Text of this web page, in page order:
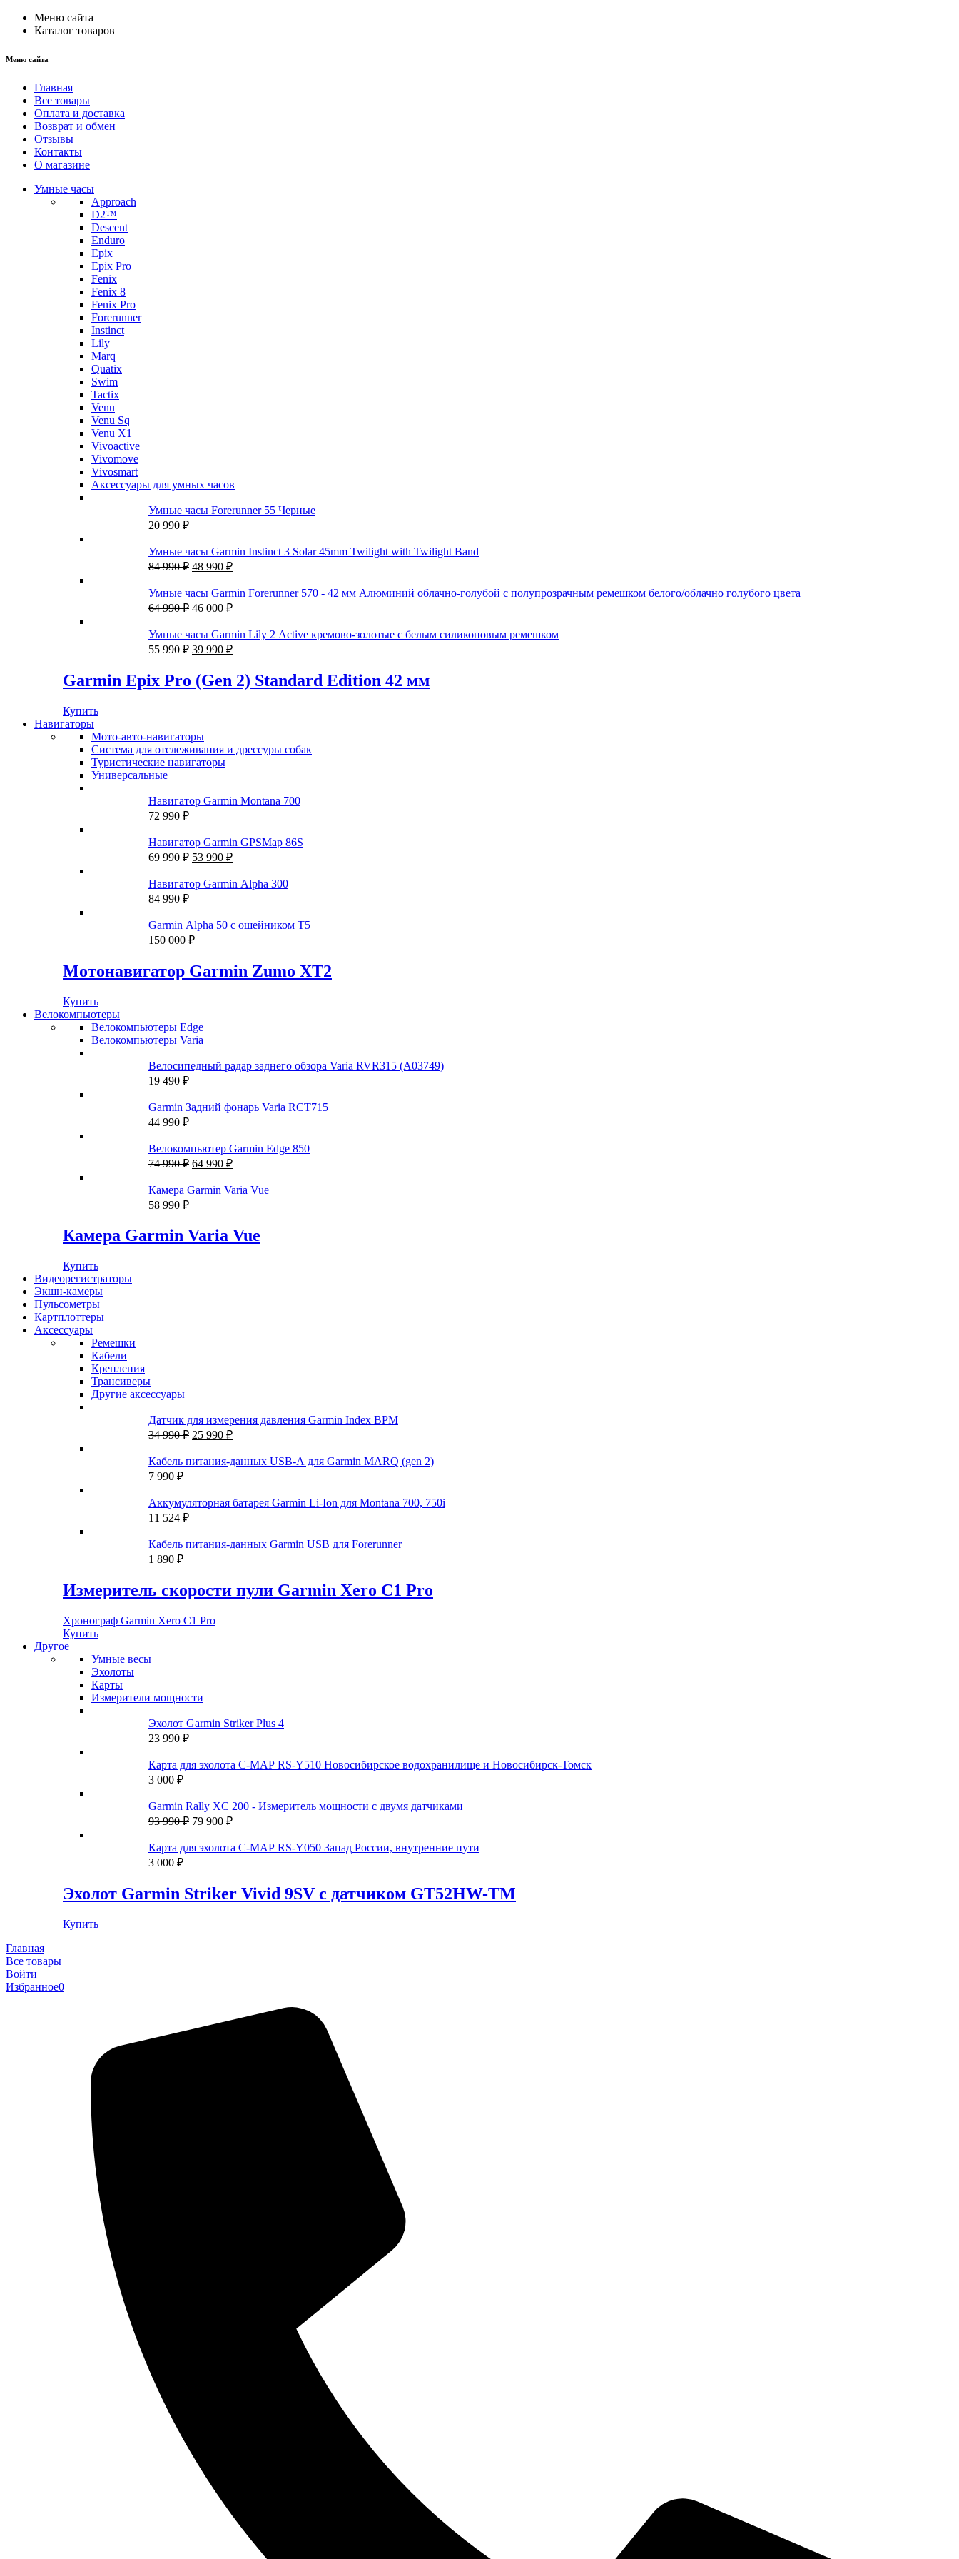
Меню сайта
Каталог товаров
Меню сайта
Главная
Все товары
Оплата и доставка
Возврат и обмен
Отзывы
Контакты
О магазине
Умные часы
Approach
D2™
Descent
Enduro
Epix
Epix Pro
Fenix
Fenix 8
Fenix Pro
Forerunner
Instinct
Lily
Marq
Quatix
Swim
Tactix
Venu
Venu Sq
Venu X1
Vivoactive
Vivomove
Vivosmart
Аксессуары для умных часов
Умные часы Forerunner 55 Черные
20 990 ₽
Умные часы Garmin Instinct 3 Solar 45mm Twilight with Twilight Band
84 990₽ Первоначальная
составляла
84
990 ₽.
48 990 ₽Текущая
48
990 ₽.
Умные часы Garmin Forerunner 570 - 42 мм Алюминий облачно-голубой с полупрозрачным ремешком белого/облачно голубого цвета
64 990₽ Первоначальная
составляла
64
990 ₽.
46 000 ₽Текущая
46
000 ₽.
Умные часы Garmin Lily 2 Active кремово-золотые с белым силиконовым ремешком
55 990₽ Первоначальная
составляла
55
39 990 ₽Текущая
39
990 ₽.
Garmin Epix Pro (Gen 2) Standard Edition 42 мм
Купить
Навигаторы
Мото-авто-навигаторы
Система для отслеживания и дрессуры собак
Туристические навигаторы
Универсальные
Навигатор Garmin Montana 700
72 990 ₽
Навигатор Garmin GPSMap 86S
69 990₽ Первоначальная
составляла
69
53 990 ₽Текущая
53
Навигатор Garmin Alpha 300
84 990 ₽
Garmin Alpha 50 с ошейником Т5
150 000 ₽
Мотонавигатор Garmin Zumo XT2
Купить
Велокомпьютеры
Велокомпьютеры Edge
Велокомпьютеры Varia
Велосипедный радар заднего обзора Varia RVR315 (A03749)
19 490 ₽
Garmin Задний фонарь Varia RCT715
44 990 ₽
Велокомпьютер Garmin Edge 850
74 990₽ Первоначальная
составляла
74
64 990 ₽Текущая
64
Камера Garmin Varia Vue
58 990 ₽
Камера Garmin Varia Vue
Купить
Видеорегистраторы
Экшн-камеры
Пульсометры
Картплоттеры
Аксессуары
Ремешки
Кабели
Крепления
Трансиверы
Другие аксессуары
Датчик для измерения давления Garmin Index BPM
34 990₽ Первоначальная
составляла
34
25 990 ₽Текущая
25
Кабель питания-данных USB-A для Garmin MARQ (gen 2)
7 990 ₽
Аккумуляторная батарея Garmin Li-Ion для Montana 700, 750i
11 524 ₽
Кабель питания-данных Garmin USB для Forerunner
1 890 ₽
Измеритель скорости пули Garmin Xero C1 Pro
Хронограф Garmin Xero C1 Pro
Купить
Другое
Умные весы
Эхолоты
Карты
Измерители мощности
Эхолот Garmin Striker Plus 4
23 990 ₽
Карта для эхолота C-MAP RS-Y510 Новосибирское водохранилище и Новосибирск-Томск
3 000 ₽
Garmin Rally XC 200 - Измеритель мощности с двумя датчиками
93 990₽ Первоначальная
составляла
93
79 900 ₽Текущая
79
Карта для эхолота C-MAP RS-Y050 Запад России, внутренние пути
3 000 ₽
Эхолот Garmin Striker Vivid 9SV с датчиком GT52HW-TM
Купить
Главная
Все товары
Войти
Избранное0